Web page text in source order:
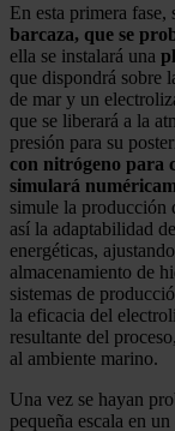
En esta primera fase,
barcaza, que se
ella se instalará una
que dispondrá sobre
de mar y un
que se liberará a la
presión para su
con nitrógeno para
simulará
simule la producción
así la adaptabilidad
energéticas,
almacenamiento de
sistemas de
la eficacia del
resultante del
al ambiente marino.
Una vez se hayan
pequeña escala en